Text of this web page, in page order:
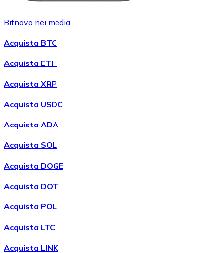
Bitnovo nei media
Acquista BTC
Acquista ETH
Acquista XRP
Acquista USDC
Acquista ADA
Acquista SOL
Acquista DOGE
Acquista DOT
Acquista POL
Acquista LTC
Acquista LINK